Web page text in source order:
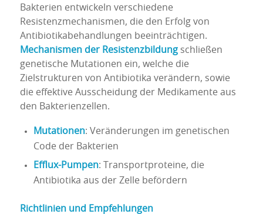
Bakterien entwickeln verschiedene
Resistenzmechanismen, die den Erfolg von
Antibiotikabehandlungen beeinträchtigen.
Mechanismen der Resistenzbildungschließen
genetische Mutationen ein, welche die
Zielstrukturen von Antibiotika verändern, sowie
die effektive Ausscheidung der Medikamente aus
den Bakterienzellen.
Mutationen: Veränderungen im genetischen
Code der Bakterien
Efflux-Pumpen: Transportproteine, die
Antibiotika aus der Zelle befördern
Richtlinien und Empfehlungen